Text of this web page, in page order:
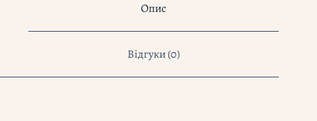
Опис
Відгуки (0)